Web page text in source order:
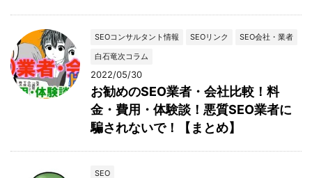
SEOコンサルタント情報 SEOリンク
SEO会社・業者
白石竜次コラム
2022/05/30
お勧めのSEO業者・会社比較！料
金・費用・体験談！悪質SEO業者に
騙されないで！【まとめ】
SEO